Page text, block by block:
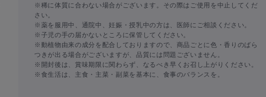
※稀に体質に合わない場合がございます。その際はご使用を中止してくだ
さい。
※薬を服用中、通院中、妊娠・授乳中の方は、医師にご相談ください。
※子児の手の届かないところに保管してください。
※動植物由来の成分を配合しておりますので、商品ごとに色・香りのばら
つきが出る場合がございますが、品質には問題ございません。
※開封後は、賞味期限に関わらず、なるべき早くお召し上がりください。
※食生活は、主食・主菜・副菜を基本に、食事のバランスを。